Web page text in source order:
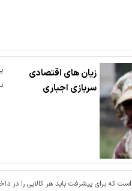
زیان های اقتصادی
سربازی اجباری
است که برای پیشرفت باید هر کالایی را در